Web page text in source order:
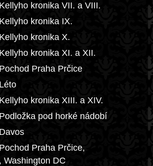
kronika VII. a VIII.
kronika IX.
kronika X.
kronika XI. a XII.
Praha Prčice
kronika XIII. a XIV.
pod horké nádobí
Praha Prčice,
Washington DC